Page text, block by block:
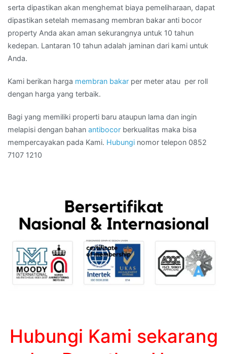
serta dipastikan akan menghemat biaya pemeliharaan, dapat
dipastikan setelah memasang membran bakar anti bocor
property Anda akan aman sekurangnya untuk 10 tahun
kedepan. Lantaran 10 tahun adalah jaminan dari kami untuk
Anda.
Kami berikan harga membran bakar per meter atau per roll
dengan harga yang terbaik.
Bagi yang memiliki properti baru ataupun lama dan ingin
melapisi dengan bahan antibocor berkualitas maka bisa
mempercayakan pada Kami. Hubungi nomor telepon 0852
7107 1210
Hubungi Kami sekarang